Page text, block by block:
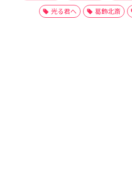
光る君へ
葛飾北斎